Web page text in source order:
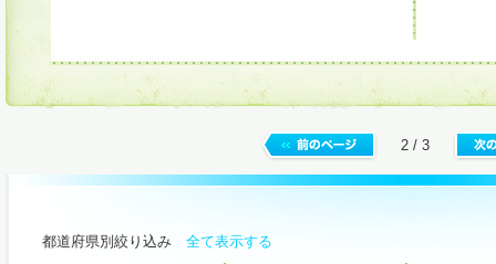
2 / 3
都道府県別絞り込み 全て表示する